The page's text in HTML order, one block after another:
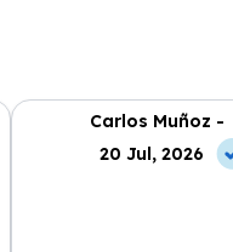
Carlos Muñoz -
20 Jul, 2026